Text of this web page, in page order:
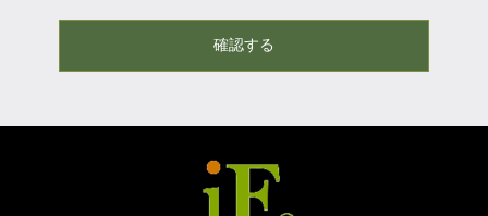
確認する